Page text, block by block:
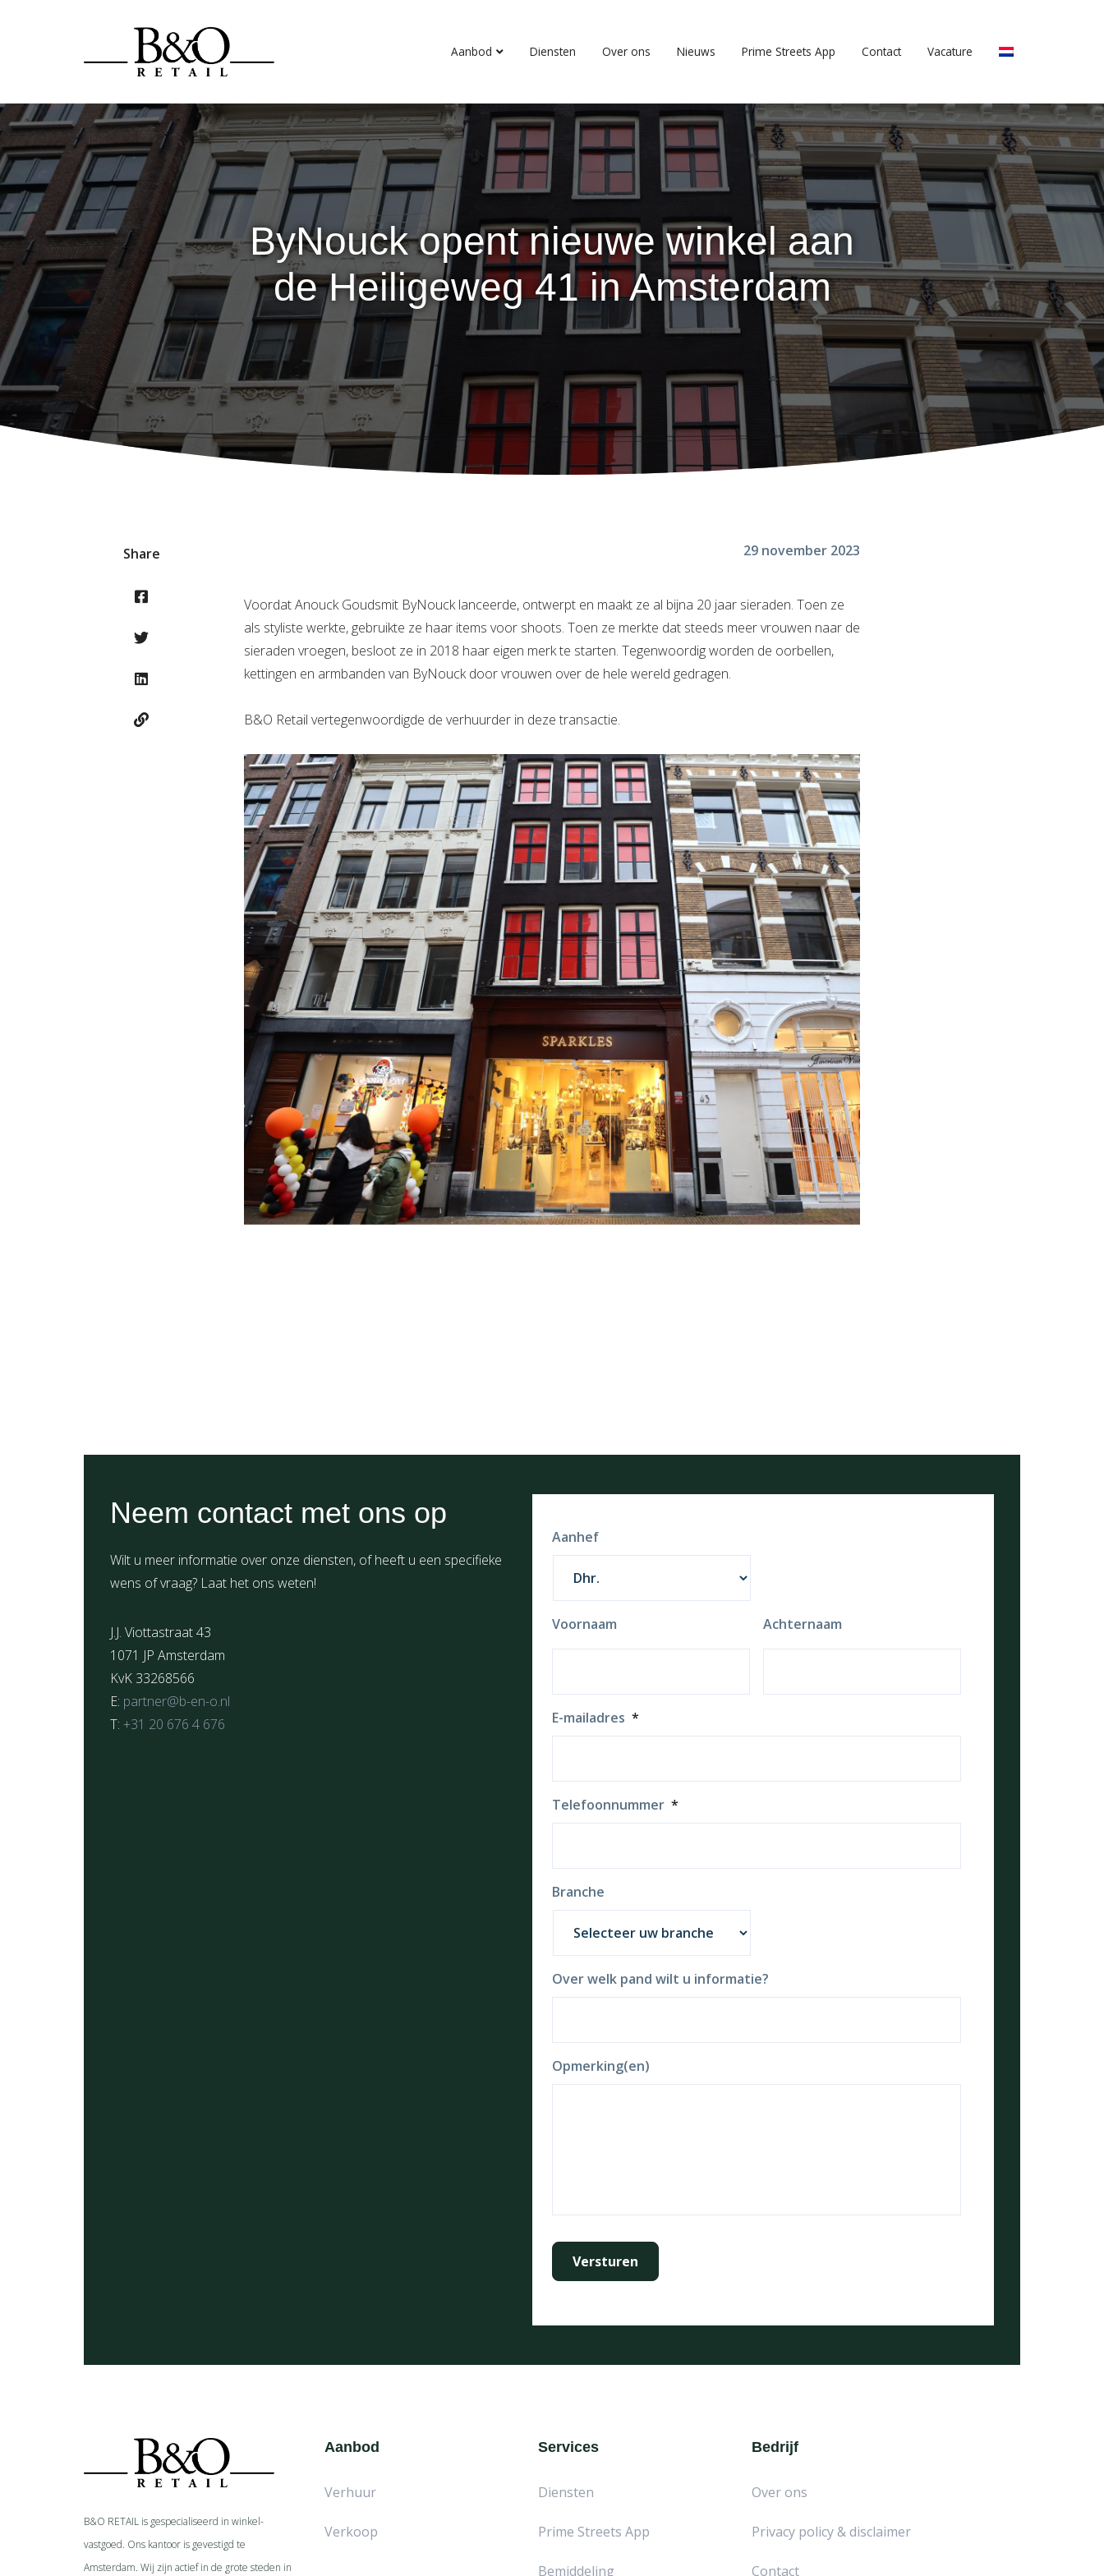
Aanbod Diensten Over ons Nieuws Prime Streets App Contact Vacature
ByNouck opent nieuwe winkel aan
de Heiligeweg 41 in Amsterdam
Share 29 november 2023
Voordat Anouck Goudsmit ByNouck lanceerde, ontwerpt en maakt ze al bijna 20 jaar sieraden. Toen ze
als styliste werkte, gebruikte ze haar items voor shoots. Toen ze merkte dat steeds meer vrouwen naar de
sieraden vroegen, besloot ze in 2018 haar eigen merk te starten. Tegenwoordig worden de oorbellen,
kettingen en armbanden van ByNouck door vrouwen over de hele wereld gedragen.
B&O Retail vertegenwoordigde de verhuurder in deze transactie.
Neem contact met ons op
Wilt u meer informatie over onze diensten, of heeft u een specifieke
wens of vraag? Laat het ons weten!
J.J. Viottastraat 43
1071 JP Amsterdam
KvK 33268566
E: partner@b-en-o.nl
T: +31 20 676 4 676
Aanhef
Voornaam Achternaam
E-mailadres *
Telefoonnummer *
Branche
Over welk pand wilt u informatie?
Opmerking(en)
B&O RETAIL is gespecialiseerd in winkel-
vastgoed. Ons kantoor is gevestigd te
Amsterdam. Wij zijn actief in de grote steden in
Aanbod
Verhuur
Verkoop
Services
Diensten
Prime Streets App
Bemiddeling
Bedrijf
Over ons
Privacy policy & disclaimer
Contact